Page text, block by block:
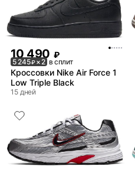
10 490 ₽
5 245₽× 2 в сплит
Кроссовки Nike Air Force 1
Low Triple Black
15 дней